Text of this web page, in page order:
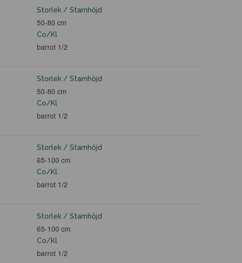
Storlek / Stamhöjd
50-80 cm
Co/Kl
barrot 1/2
Storlek / Stamhöjd
50-80 cm
Co/Kl
barrot 1/2
Storlek / Stamhöjd
65-100 cm
Co/Kl
barrot 1/2
Storlek / Stamhöjd
65-100 cm
Co/Kl
barrot 1/2